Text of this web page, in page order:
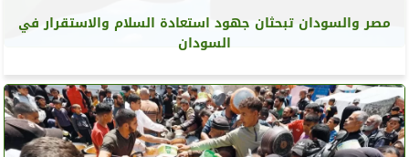
مصر والسودان تبحثان جهود استعادة السلام والاستقرار في
السودان